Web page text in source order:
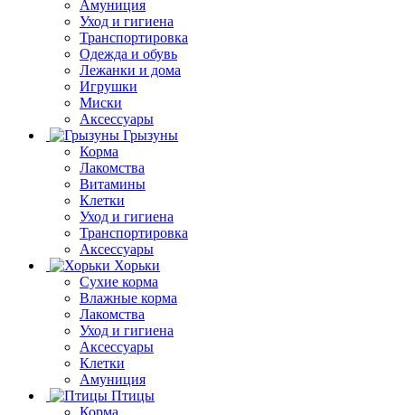
Амуниция
Уход и гигиена
Транспортировка
Одежда и обувь
Лежанки и дома
Игрушки
Миски
Аксессуары
Грызуны
Корма
Лакомства
Витамины
Клетки
Уход и гигиена
Транспортировка
Аксессуары
Хорьки
Сухие корма
Влажные корма
Лакомства
Уход и гигиена
Аксессуары
Клетки
Амуниция
Птицы
Корма